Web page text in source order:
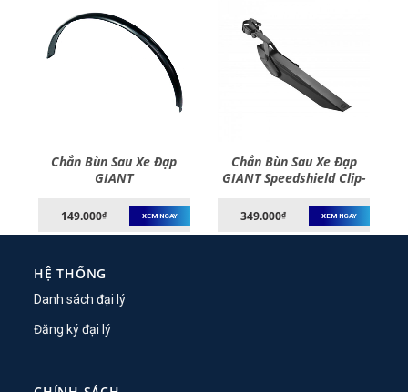
Chắn Bùn Sau Xe Đạp
GIANT
149.000₫ XEM NGAY
Chắn Bùn Sau Xe Đạp
GIANT Speedshield Clip-
349.000₫ XEM NGAY
HỆ THỐNG
Danh sách đại lý
Đăng ký đại lý